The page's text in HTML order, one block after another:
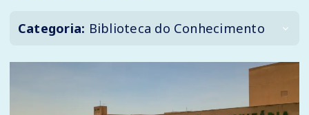
Categoria: Biblioteca do Conhecimento